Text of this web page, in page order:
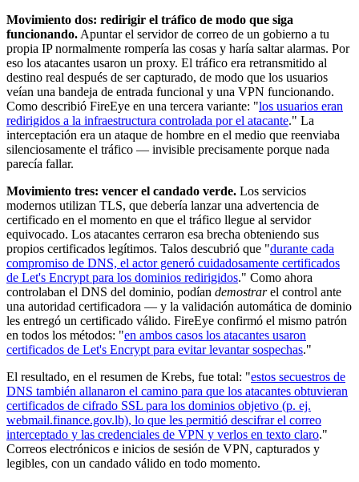
Movimiento dos: redirigir el tráfico de modo que siga
funcionando. Apuntar el servidor de correo de un gobierno a tu
propia IP normalmente rompería las cosas y haría saltar alarmas. Por
eso los atacantes usaron un proxy. El tráfico era retransmitido al
destino real después de ser capturado, de modo que los usuarios
veían una bandeja de entrada funcional y una VPN funcionando.
Como describió FireEye en una tercera variante: "los usuarios eran
redirigidos a la infraestructura controlada por el atacante." La
interceptación era un ataque de hombre en el medio que reenviaba
silenciosamente el tráfico — invisible precisamente porque nada
parecía fallar.
Movimiento tres: vencer el candado verde. Los servicios
modernos utilizan TLS, que debería lanzar una advertencia de
certificado en el momento en que el tráfico llegue al servidor
equivocado. Los atacantes cerraron esa brecha obteniendo sus
propios certificados legítimos. Talos descubrió que "durante cada
compromiso de DNS, el actor generó cuidadosamente certificados
de Let's Encrypt para los dominios redirigidos." Como ahora
controlaban el DNS del dominio, podían demostrarel control ante
una autoridad certificadora — y la validación automática de dominio
les entregó un certificado válido. FireEye confirmó el mismo patrón
en todos los métodos: "en ambos casos los atacantes usaron
certificados de Let's Encrypt para evitar levantar sospechas."
El resultado, en el resumen de Krebs, fue total: "estos secuestros de
DNS también allanaron el camino para que los atacantes obtuvieran
certificados de cifrado SSL para los dominios objetivo (p. ej.
webmail.finance.gov.lb), lo que les permitió descifrar el correo
interceptado y las credenciales de VPN y verlos en texto claro."
Correos electrónicos e inicios de sesión de VPN, capturados y
legibles, con un candado válido en todo momento.